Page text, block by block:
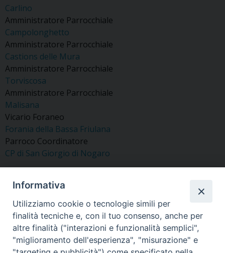
Carlino
Amministratore Parrocchiale
Campolonghetto
Amministratore Parrocchiale
Castions delle Mura
Amministratore Parrocchiale
Torviscosa
Amministratore Parrocchiale
Malisana
Vicario Foraneo
Forania della Bassa Friulana
Parroco Coordinatore
CP di San Giorgio di Nogaro
Pegorin Don Stefano
Lah Padre Peter
Informativa
Utilizziamo cookie o tecnologie simili per
finalità tecniche e, con il tuo consenso, anche per
altre finalità ("interazioni e funzionalità semplici",
"miglioramento dell'esperienza", "misurazione" e